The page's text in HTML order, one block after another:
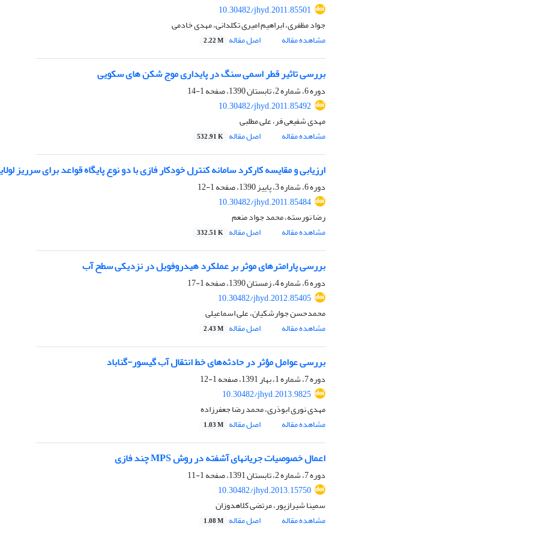
10.30482/jhyd.2011.85501
جواد مظفری، ابراهیم امیری تکلدانی، مهدی خادمی
مشاهده مقاله
اصل مقاله 2.22 M
بررسی تاثیر قطر اسمی سنگ در پایداری موج شکن های سکویی
دوره 6، شماره 2، تابستان 1390، صفحه
1-14
10.30482/jhyd.2011.85492
مهدی شفیعی فر، علی مطلبی
مشاهده مقاله
اصل مقاله 532.91 K
ارزیابی و مقایسه کارکرد سامانه کنترل خودکار فازی با دو نوع پایگاه قواعد برای سرریز
دوره 6، شماره 3، پاییز 1390، صفحه
1-12
10.30482/jhyd.2011.85484
رضا نورسته، محمد جواد منعم
مشاهده مقاله
اصل مقاله 332.51 K
بررسی پارامترهای موثر بر عملکرد هیدروفویل در نزدیکی سطح آب
دوره 6، شماره 4، زمستان 1390، صفحه
1-17
10.30482/jhyd.2012.85405
محمدحسن جوارشکیان، علی اسماعیلی
مشاهده مقاله
اصل مقاله 2.43 M
بررسی عوامل مؤثر در حادثه‌های خط انتقال آب گیسور-گناباد
دوره 7، شماره 1، بهار 1391، صفحه
1-12
10.30482/jhyd.2013.9825
مهدی نوری ابوذری، محمد رضا جعفرزاده
مشاهده مقاله
اصل مقاله 1.03 M
اعمال خصوصیات جریانهای آشفته در روش MPS چند فازی
دوره 7، شماره 2، تابستان 1391، صفحه
1-11
10.30482/jhyd.2013.15750
سمینا شیرازپور، مرتضی کلاهدوزان
مشاهده مقاله
اصل مقاله 1.08 M